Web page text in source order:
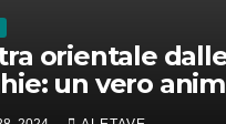
orientale
un vero